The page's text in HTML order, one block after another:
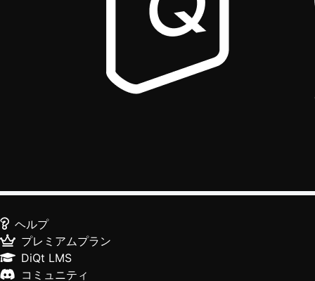
ヘルプ
プレミアムプラン
DiQt LMS
コミュニティ